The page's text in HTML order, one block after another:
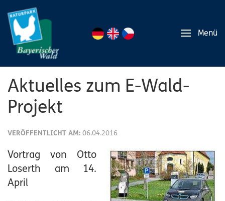
Menü
Aktuelles zum E-Wald-
Projekt
VERÖFFENTLICHT AM: 06.04.2016
Vortrag von Otto
Loserth am 14.
April